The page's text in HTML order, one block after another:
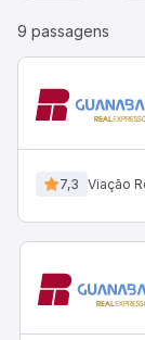
9 passagens
7,3